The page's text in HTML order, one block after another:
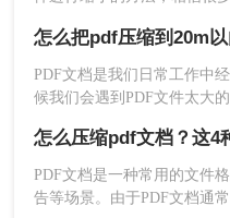
1、打开要编辑的PDF
2、在菜单栏中选择“编
的元素（如注释、页面
3、保存已编辑的PDF
需要注意的是，删除不
文件的完整性和显示效
PDF文件时需要权衡文
简单的，能够让每位小伙伴
不要错过！
PDF文档是我们日常工作中
候我们会遇到PDF文件太大
能会造成发送失败或者下载
我们将为大家介绍怎么把pdf
怎么压缩pdf文档？这4
PDF文档是一种常用的文件
告等场景。由于PDF文档通